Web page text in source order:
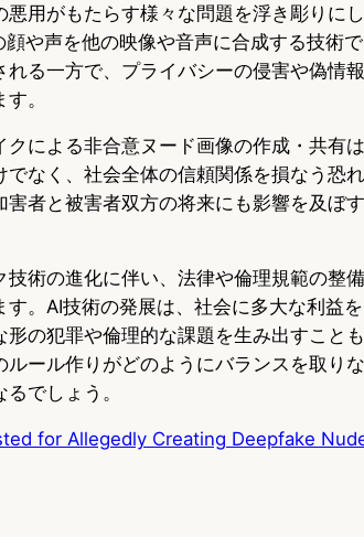
用がもたらす様々な問題を浮き彫りに
や声を他の映像や音声に合成する技術
る一方で、プライバシーの侵害や偽情報
。
による非合意ヌード画像の作成・共有
なく、社会全体の信頼関係を損なう恐れ
者と被害者双方の将来にも影響を及ぼ
術の進化に伴い、法律や倫理規範の整
。AI技術の発展は、社会に多大な利益
の犯罪や倫理的な課題を生み出すこと
ール作りがどのようにバランスを取り
でしょう。
for Allegedly Creating Deepfake